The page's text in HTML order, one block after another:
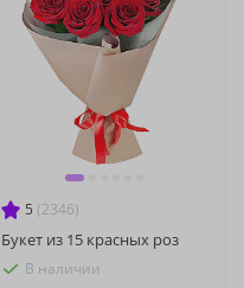
5 (2346)
Букет из 15 красных роз
В наличии